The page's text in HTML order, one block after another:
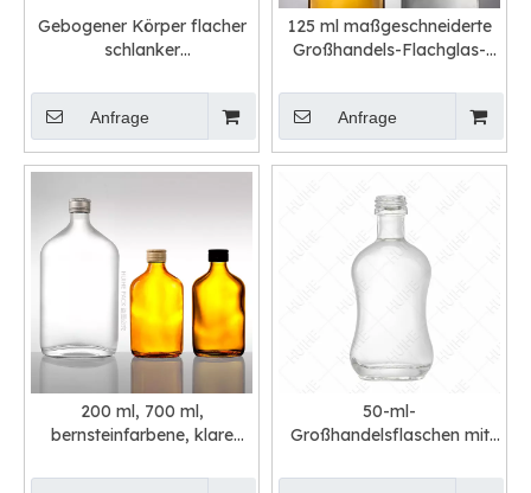
Gebogener Körper flacher
schlanker
eckigen Kanten
Anfrage
125 ml maßgeschneiderte
Großhandels-Flachglas-
Schraubverschluss
Anfrage
200 ml, 700 ml,
bernsteinfarbene, klare
Schraubverschluss
50-ml-
Großhandelsflaschen mit
Fluggesellschaften